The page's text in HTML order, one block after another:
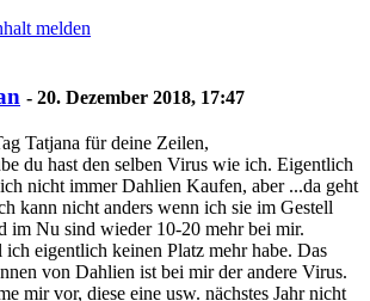
melden
- 20. Dezember 2018, 17:47
Tatjana für deine Zeilen,
du hast den selben Virus wie ich. Eigentlich
nicht immer Dahlien Kaufen, aber ...da geht
kann nicht anders wenn ich sie im Gestell
im Nu sind wieder 10-20 mehr bei mir.
eigentlich keinen Platz mehr habe. Das
von Dahlien ist bei mir der andere Virus.
mir vor, diese eine usw. nächstes Jahr nicht